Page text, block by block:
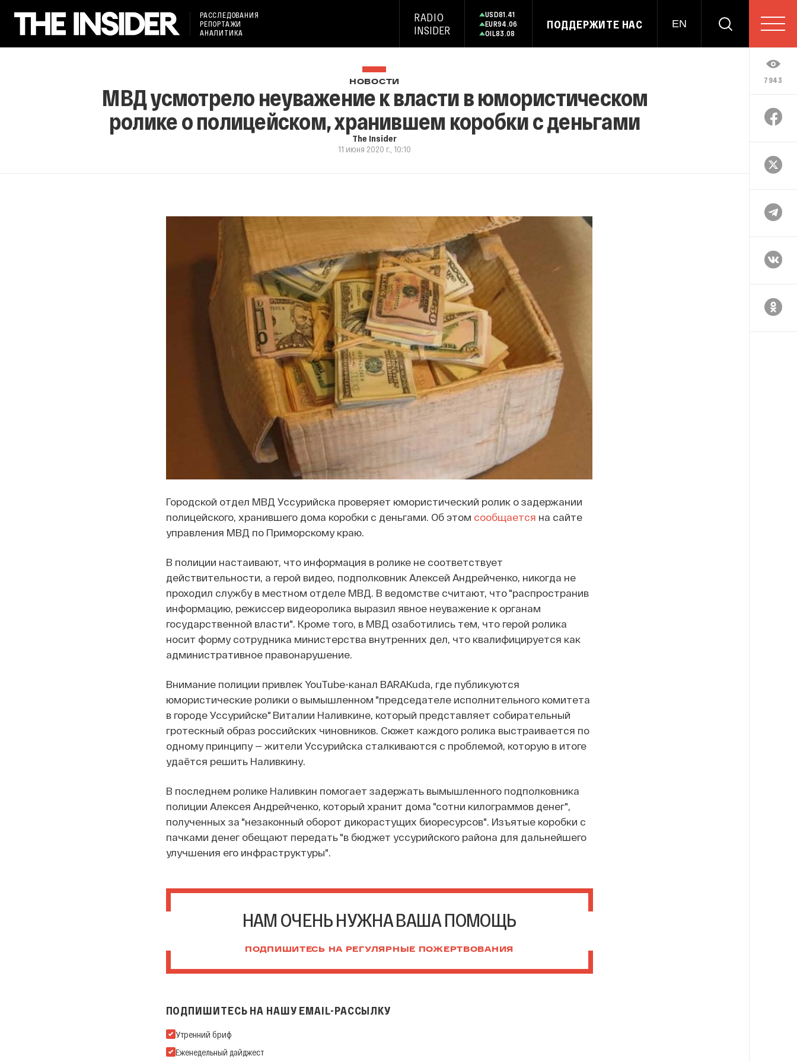
РАССЛЕДОВАНИЯ
РЕПОРТАЖИ
АНАЛИТИКА
RADIO
INSIDER
USD81.41
EUR94.06
OIL83.08
ПОДДЕРЖИТЕ НАС EN
7943
НОВОСТИ
МВД усмотрело неуважение к власти в юмористическом
ролике о полицейском, хранившем коробки с деньгами
The Insider
11 июня 2020 г., 10:10
Городской отдел МВД Уссурийска проверяет юмористический ролик о задержании
полицейского, хранившего дома коробки с деньгами. Об этом сообщается на сайте
управления МВД по Приморскому краю.
В полиции настаивают, что информация в ролике не соответствует
действительности, а герой видео, подполковник Алексей Андрейченко, никогда не
проходил службу в местном отделе МВД. В ведомстве считают, что "распространив
информацию, режиссер видеоролика выразил явное неуважение к органам
государственной власти". Кроме того, в МВД озаботились тем, что герой ролика
носит форму сотрудника министерства внутренних дел, что квалифицируется как
административное правонарушение.
Внимание полиции привлек YouTube-канал BARAKuda, где публикуются
юмористические ролики о вымышленном "председателе исполнительного комитета
в городе Уссурийске" Виталии Наливкине, который представляет собирательный
гротескный образ российских чиновников. Сюжет каждого ролика выстраивается по
одному принципу — жители Уссурийска сталкиваются с проблемой, которую в итоге
удаётся решить Наливкину.
В последнем ролике Наливкин помогает задержать вымышленного подполковника
полиции Алексея Андрейченко, который хранит дома "сотни килограммов денег",
полученных за "незаконный оборот дикорастущих биоресурсов". Изъятые коробки с
пачками денег обещают передать "в бюджет уссурийского района для дальнейшего
улучшения его инфраструктуры".
НАМ ОЧЕНЬ НУЖНА ВАША ПОМОЩЬ
ПОДПИШИТЕСЬ НА РЕГУЛЯРНЫЕ ПОЖЕРТВОВАНИЯ
ПОДПИШИТЕСЬ НА НАШУ EMAIL-РАССЫЛКУ
Подпишитесь на нашу Email-рассылку
Утренний бриф
Еженедельный дайджест